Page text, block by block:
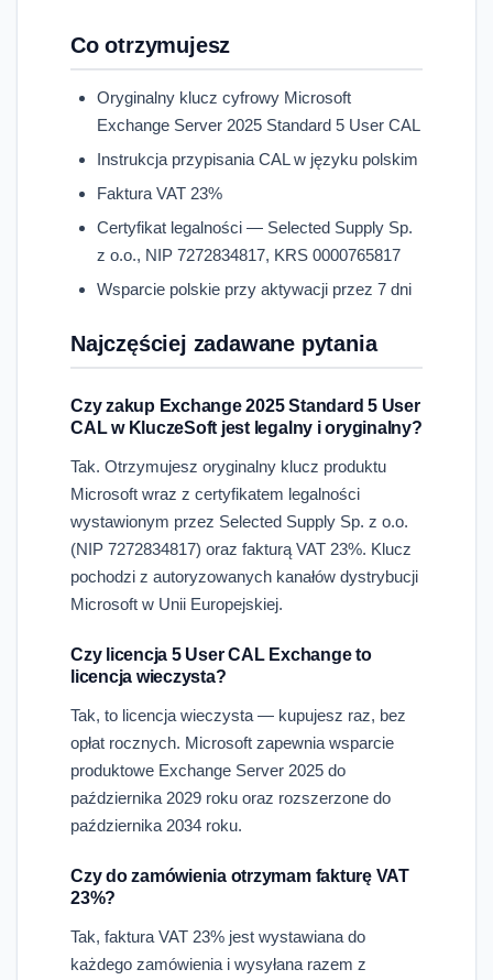
Co otrzymujesz
Oryginalny klucz cyfrowy Microsoft
Exchange Server 2025 Standard 5 User CAL
Instrukcja przypisania CAL w języku polskim
Faktura VAT 23%
Certyfikat legalności — Selected Supply Sp.
z o.o., NIP 7272834817, KRS 0000765817
Wsparcie polskie przy aktywacji przez 7 dni
Najczęściej zadawane pytania
Czy zakup Exchange 2025 Standard 5 User
CAL w KluczeSoft jest legalny i oryginalny?
Tak. Otrzymujesz oryginalny klucz produktu
Microsoft wraz z certyfikatem legalności
wystawionym przez Selected Supply Sp. z o.o.
(NIP 7272834817) oraz fakturą VAT 23%. Klucz
pochodzi z autoryzowanych kanałów dystrybucji
Microsoft w Unii Europejskiej.
Czy licencja 5 User CAL Exchange to
licencja wieczysta?
Tak, to licencja wieczysta — kupujesz raz, bez
opłat rocznych. Microsoft zapewnia wsparcie
produktowe Exchange Server 2025 do
października 2029 roku oraz rozszerzone do
października 2034 roku.
Czy do zamówienia otrzymam fakturę VAT
23%?
Tak, faktura VAT 23% jest wystawiana do
każdego zamówienia i wysyłana razem z